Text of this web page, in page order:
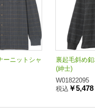
ーニットシャ
裏起毛斜め
(紳士)
W01822095
税込 ￥5,478